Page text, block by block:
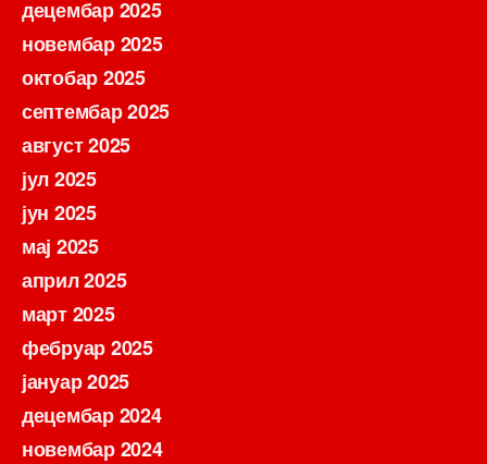
децембар 2025
новембар 2025
октобар 2025
септембар 2025
август 2025
јул 2025
јун 2025
мај 2025
април 2025
март 2025
фебруар 2025
јануар 2025
децембар 2024
новембар 2024